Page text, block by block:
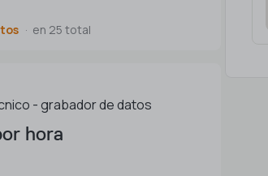
en 25 total
- grabador de datos
hora